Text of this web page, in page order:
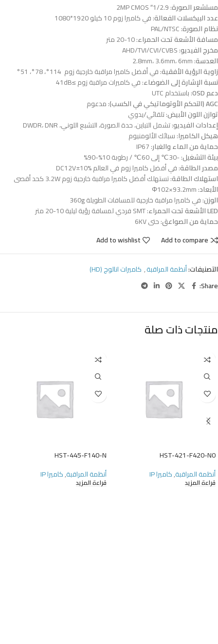
مستشعر الصورة: 1/2.9″ 2MP CMOS
عدد البيكسلات الفعالة: في كاميرا زوم 10 كيلو 1920*1080
نظام الصورة: PAL/NTSC
مسافة الأشعة تحت الحمراء: 10-20 متر
مخرج الفيديو: AHD/TVI/CVI/CVBS
العدسة: 2.8mm، 3.6mm، 6mm
زاوية الرؤية الأفقية: في أفضل كاميرا مراقبة خارجية زوم 114°، 78°، 51°
نسبة الإشارة إلى الضوضاء: في كاميرات مراقبة زوم ≥41dB
دعم OSD
: باستخدام UTC
AGC (التحكم الأوتوماتيكي في الكسب)
: مدعوم
توازن اللون الأبيض: تلقائي/يدوي
إعدادات الفيديو: تشمل التباين، حدة الصورة، التشبع اللوني، DWDR، DNR
هيكل الكاميرا: سبائك الألومنيوم
حماية من الماء والغبار: IP67
بيئة التشغيل: -30℃ إلى 60℃ / رطوبة 10%-90%
مصدر الطاقة: في أفضل كاميرا زوم في العالم DC12V±10%
استهلاك الطاقة: تستهلك أفضل كاميرا مراقبة خارجية زوم 3.2W كحد أقصى
الأبعاد: Φ102×93.2mm
الوزن: في كاميرا مراقبة خارجية للمسافات الطويلة 360g
LED الأشعة تحت الحمراء
: SMT فردي لمسافة رؤية ليلية 10-20 متر
حماية من الصواعق: حتى 6KV
Add to compare
Add to wishlist
التصنيفات:أنظمة المراقبة, كاميرات انالوج (HD)
Share:
منتجات ذات صلة
HST-421-F420-N0
أنظمة المراقبة,كاميرا IP
قراءة المزيد
HST-445-F140-N
أنظمة المراقبة,كاميرا IP
قراءة المزيد